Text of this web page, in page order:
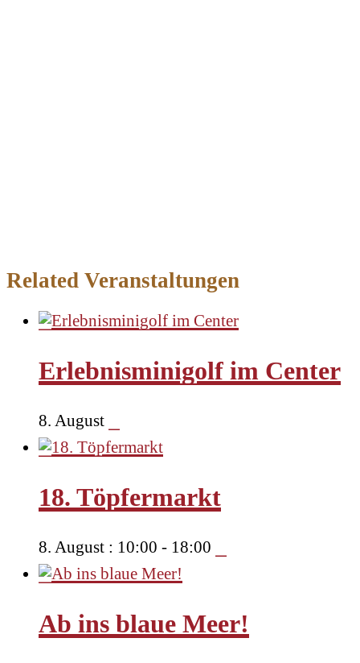
Related Veranstaltungen
Erlebnisminigolf im Center
8. August
18. Töpfermarkt
8. August : 10:00 - 18:00
Ab ins blaue Meer!